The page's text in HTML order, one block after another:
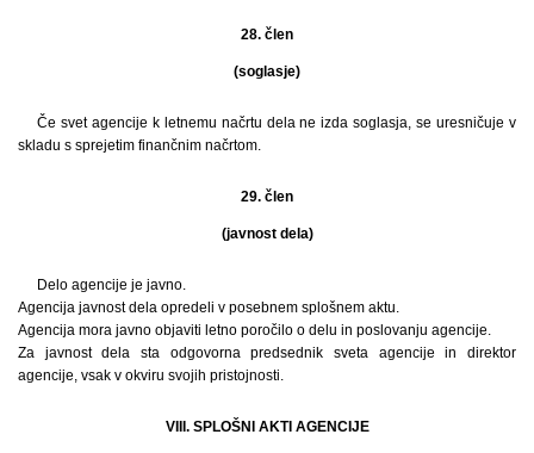
28. člen
(soglasje)
Če svet agencije k letnemu načrtu dela ne izda soglasja, se uresničuje v
skladu s sprejetim finančnim načrtom.
29. člen
(javnost dela)
Delo agencije je javno.
Agencija javnost dela opredeli v posebnem splošnem aktu.
Agencija mora javno objaviti letno poročilo o delu in poslovanju agencije.
Za javnost dela sta odgovorna predsednik sveta agencije in direktor
agencije, vsak v okviru svojih pristojnosti.
VIII. SPLOŠNI AKTI AGENCIJE